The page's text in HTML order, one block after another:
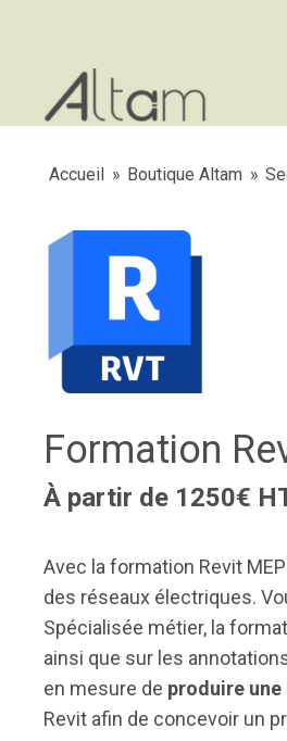
Accueil » Boutique Altam »
Formation
À partir de 1250€
Avec la formation Revit
des réseaux électriques.
Spécialisée métier, la
ainsi que sur les
en mesure de produire
Revit afin de concevoir un